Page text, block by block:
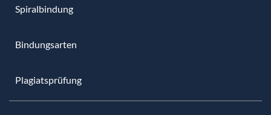
Spiralbindung
Bindungsarten
Plagiatsprüfung